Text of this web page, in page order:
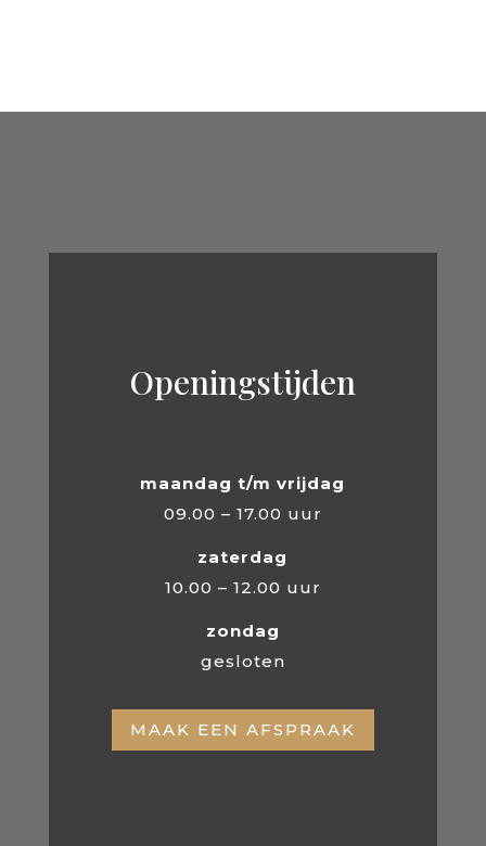
Openingstijden
maandag t/m vrijdag
09.00 – 17.00 uur
zaterdag
10.00 – 12.00 uur
zondag
gesloten
MAAK EEN AFSPRAAK